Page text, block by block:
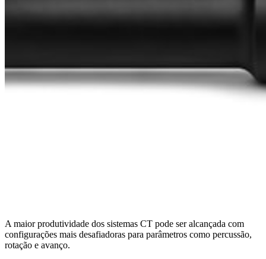
A maior produtividade dos sistemas CT pode ser alcançada com
configurações mais desafiadoras para parâmetros como percussão,
rotação e avanço.